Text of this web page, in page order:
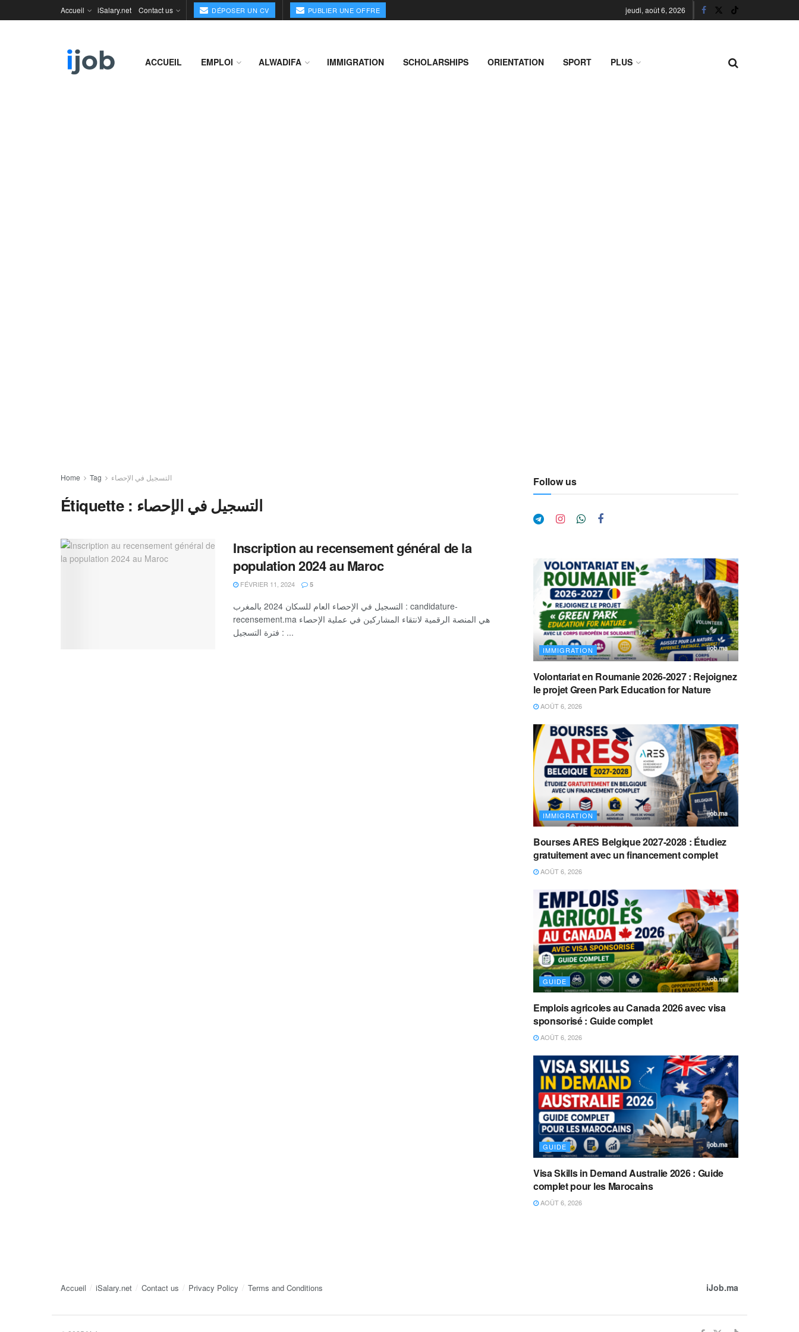
Accueil iSalary.net Contact us DÉPOSER UN CV PUBLIER UNE OFFRE jeudi, août 6, 2026
ACCUEIL EMPLOI ALWADIFA IMMIGRATION SCHOLARSHIPS ORIENTATION SPORT PLUS
Home Tag التسجيل في الإحصاء
Étiquette : التسجيل في الإحصاء
Inscription au recensement général de la
population 2024 au Maroc
FÉVRIER 11, 2024 5
التسجيل في الإحصاء العام للسكان 2024 بالمغرب : candidature-
recensement.ma هي المنصة الرقمية لانتقاء المشاركين في عملية الإحصاء
فترة التسجيل : ...
Follow us
IMMIGRATION
Volontariat en Roumanie 2026-2027 : Rejoignez
le projet Green Park Education for Nature
AOÛT 6, 2026
IMMIGRATION
Bourses ARES Belgique 2027-2028 : Étudiez
gratuitement avec un financement complet
AOÛT 6, 2026
GUIDE
Emplois agricoles au Canada 2026 avec visa
sponsorisé : Guide complet
AOÛT 6, 2026
GUIDE
Visa Skills in Demand Australie 2026 : Guide
complet pour les Marocains
AOÛT 6, 2026
Accueil iSalary.net Contact us Privacy Policy Terms and Conditions iJob.ma